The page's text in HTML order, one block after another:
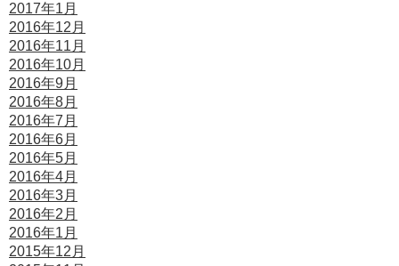
2017年1月
2016年12月
2016年11月
2016年10月
2016年9月
2016年8月
2016年7月
2016年6月
2016年5月
2016年4月
2016年3月
2016年2月
2016年1月
2015年12月